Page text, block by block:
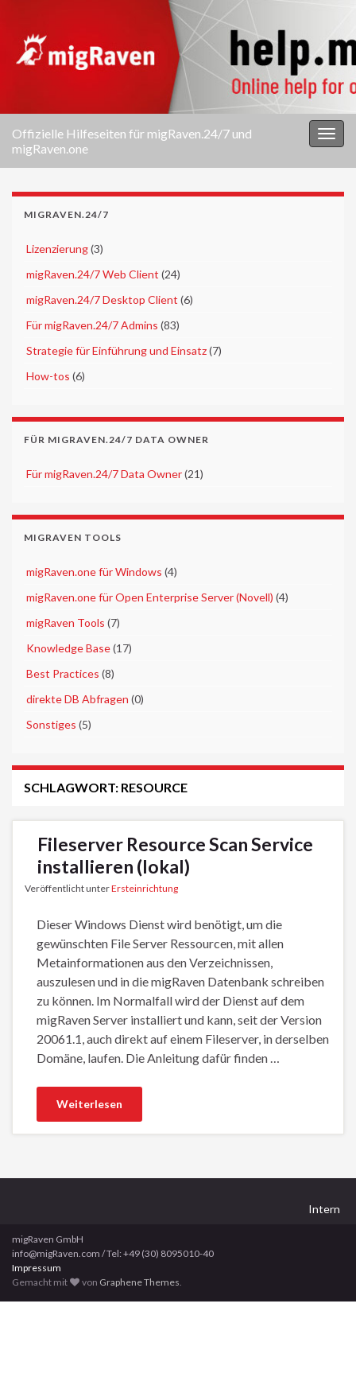
Offizielle Hilfeseiten für migRaven.24/7 und
migRaven.one
MIGRAVEN.24/7
Lizenzierung(3)
migRaven.24/7 Web Client (24)
migRaven.24/7 Desktop Client (6)
Für migRaven.24/7 Admins (83)
Strategie für Einführung und Einsatz(7)
How-tos (6)
FÜR MIGRAVEN.24/7 DATA OWNER
Für migRaven.24/7 Data Owner(21)
MIGRAVEN TOOLS
migRaven.one für Windows (4)
migRaven.one für Open Enterprise Server (Novell) (4)
migRaven Tools (7)
Knowledge Base(17)
Best Practices (8)
direkte DB Abfragen (0)
Sonstiges (5)
SCHLAGWORT: RESOURCE
Fileserver Resource Scan Service
installieren (lokal)
Veröffentlicht unterErsteinrichtung
Dieser Windows Dienst wird benötigt, um die
gewünschten File Server Ressourcen, mit allen
Metainformationen aus den Verzeichnissen,
auszulesen und in die migRaven Datenbank schreiben
zu können. Im Normalfall wird der Dienst auf dem
migRaven Server installiert und kann, seit der Version
20061.1, auch direkt auf einem Fileserver, in derselben
Domäne, laufen. Die Anleitung dafür finden …
Weiterlesen
Intern
migRaven GmbH
info@migRaven.com / Tel: +49 (30) 8095010-40
Impressum
Gemacht mit
von Graphene Themes